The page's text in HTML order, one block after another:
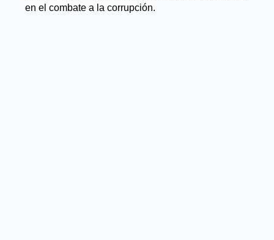
en el combate a la corrupción.